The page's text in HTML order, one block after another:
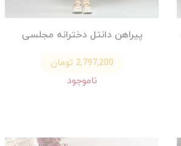
پیراهن دانتل دخترانه مجلسی
2,797,200 تومان
ناموجود